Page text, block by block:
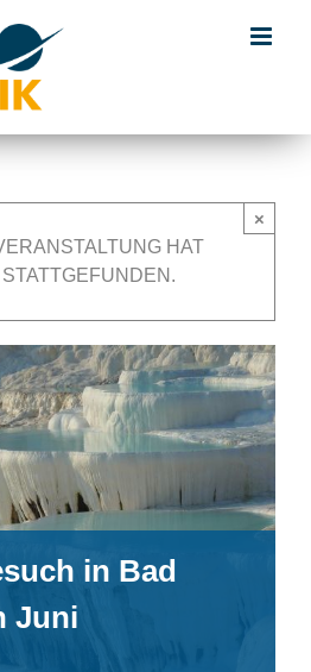
×
HAT
in Bad
Juni